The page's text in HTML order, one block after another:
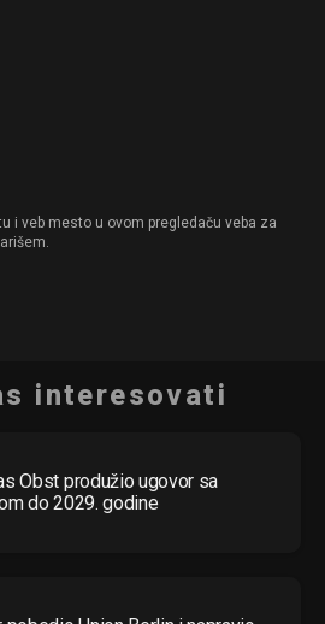
i veb mesto u ovom pregledaču veba za
interesovati
Obst produžio ugovor sa
do 2029. godine